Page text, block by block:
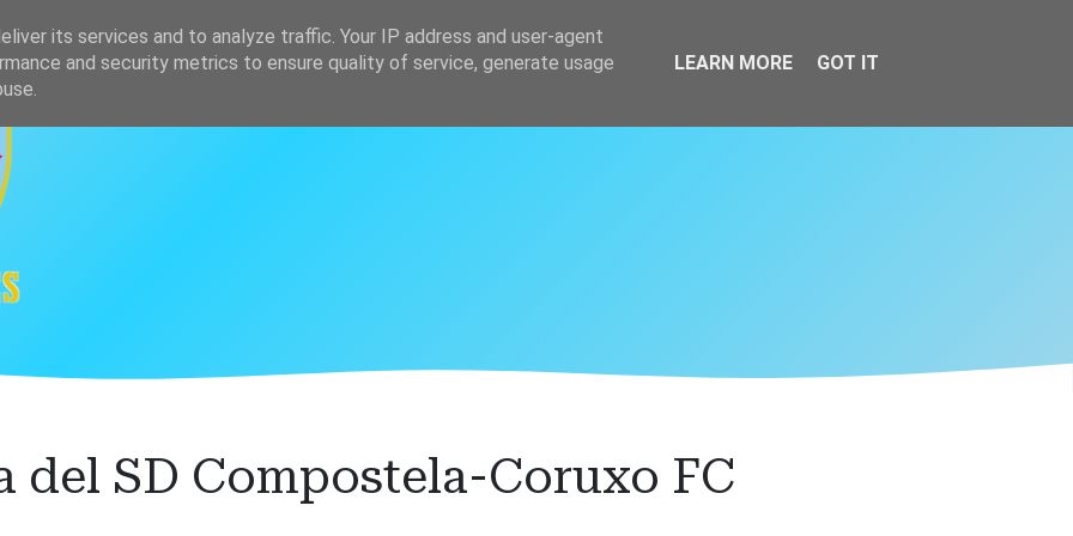
Clasificación
del SD Compostela-Coruxo FC
its services and to analyze traffic. Your IP address and user-agent
and security metrics to ensure quality of service, generate usage
LEARN MORE GOT IT